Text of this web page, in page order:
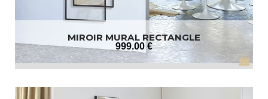
MIROIR MURAL RECTANGLE
999.00 €